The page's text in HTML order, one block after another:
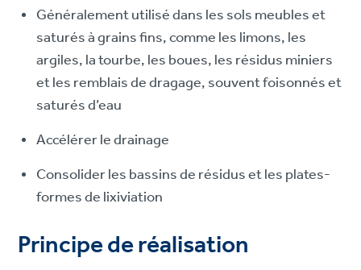
Généralement utilisé dans les sols meubles et
saturés à grains fins, comme les limons, les
argiles, la tourbe, les boues, les résidus miniers
et les remblais de dragage, souvent foisonnés et
saturés d’eau
Accélérer le drainage
Consolider les bassins de résidus et les plates-
formes de lixiviation
Principe de réalisation